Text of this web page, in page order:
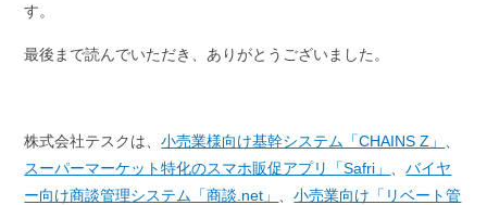
す。
最後まで読んでいただき、ありがとうございました。
株式会社テスクは、小売業様向け基幹システム「CHAINS Z」
スーパーマーケット特化のスマホ販促アプリ「Safri」
、バイヤ
ー向け商談管理システム「商談.net」
、小売業向け「リベート管